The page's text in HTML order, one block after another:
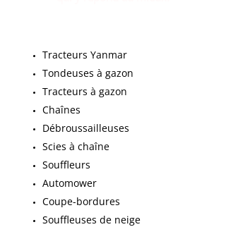
Tracteurs Yanmar
Tondeuses à gazon
Tracteurs à gazon
Chaînes
Débroussailleuses
Scies à chaîne
Souffleurs
Automower
Coupe-bordures
Souffleuses de neige